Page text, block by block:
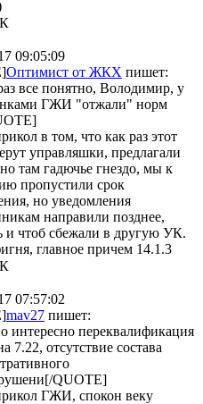
09:05:09
Оптимист от ЖКХ пишет:
все понятно, Володимир, у
ГЖИ "отжали" норм
в том, что как раз этот
управляшки, предлагали
там гадючье гнездо, мы к
пропустили срок
но уведомления
направили позднее,
и чтоб сбежали в другую УК.
главное причем 14.1.3
07:57:02
mav27 пишет:
интересно переквалификация
7.22, отсутствие состава
QUOTE]
ГЖИ, спокон веку